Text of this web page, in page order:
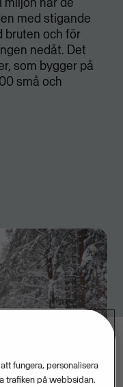
med stigande
bruten och för
nedåt. Det
som bygger på
små och
fungera, personalisera
trafiken på webbsidan.